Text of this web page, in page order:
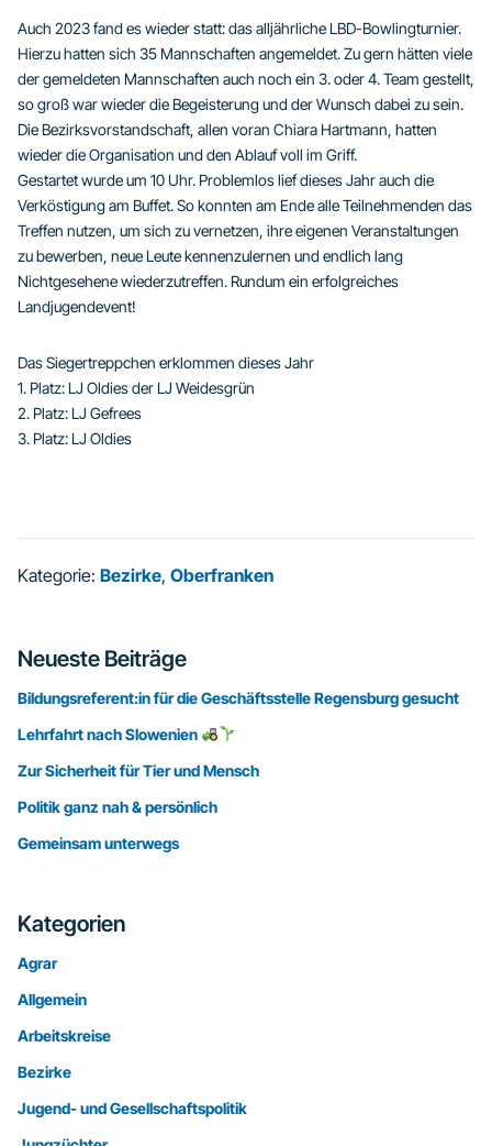
Auch 2023 fand es wieder statt: das alljährliche LBD-Bowlingturnier.
Hierzu hatten sich 35 Mannschaften angemeldet. Zu gern hätten viele
der gemeldeten Mannschaften auch noch ein 3. oder 4. Team gestellt,
so groß war wieder die Begeisterung und der Wunsch dabei zu sein.
Die Bezirksvorstandschaft, allen voran Chiara Hartmann, hatten
wieder die Organisation und den Ablauf voll im Griff.
Gestartet wurde um 10 Uhr. Problemlos lief dieses Jahr auch die
Verköstigung am Buffet. So konnten am Ende alle Teilnehmenden das
Treffen nutzen, um sich zu vernetzen, ihre eigenen Veranstaltungen
zu bewerben, neue Leute kennenzulernen und endlich lang
Nichtgesehene wiederzutreffen. Rundum ein erfolgreiches
Landjugendevent!
Das Siegertreppchen erklommen dieses Jahr
1. Platz: LJ Oldies der LJ Weidesgrün
2. Platz: LJ Gefrees
3. Platz: LJ Oldies
Kategorie: Bezirke, Oberfranken
Seitenspalte
Neueste Beiträge
Bildungsreferent:in für die Geschäftsstelle Regensburg gesucht
Lehrfahrt nach Slowenien
Zur Sicherheit für Tier und Mensch
Politik ganz nah & persönlich
Gemeinsam unterwegs
Kategorien
Agrar
Allgemein
Arbeitskreise
Bezirke
Jugend- und Gesellschaftspolitik